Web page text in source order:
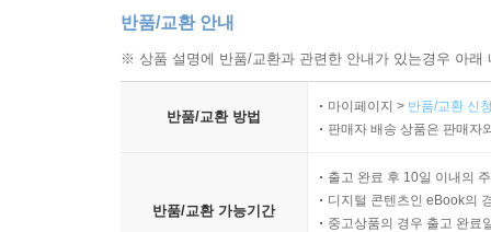
반품/교환 안내
※ 상품 설명에 반품/교환과 관련한 안내가 있는경우 아
반품/교환 방법
마이페이지 > 반품/교환 신
판매자 배송 상품은 판매자
반품/교환 가능기간
출고 완료 후 10일 이내의
디지털 콘텐츠인 eBook의
중고상품의 경우 출고 완료